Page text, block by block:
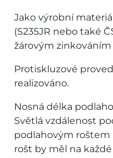
Jako výrobní
(S235JR nebo také
žárovým zinkováním
Protiskluzové
realizováno.
Nosná délka
Světlá vzdálenost
podlahovým roštem
rošt by měl na